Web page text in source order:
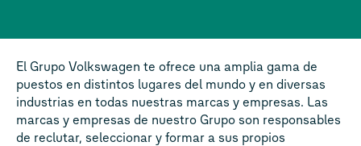
El Grupo Volkswagen te ofrece una amplia gama de
puestos en distintos lugares del mundo y en diversas
industrias en todas nuestras marcas y empresas. Las
marcas y empresas de nuestro Grupo son responsables
de reclutar, seleccionar y formar a sus propios